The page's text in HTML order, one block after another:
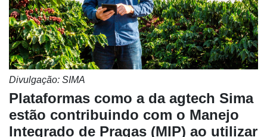
Divulgação: SIMA
Plataformas como a da agtech Sima
estão contribuindo com o Manejo
Integrado de Pragas (MIP) ao utilizar